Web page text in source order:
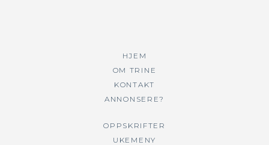
HJEM
OM TRINE
KONTAKT
ANNONSERE?
OPPSKRIFTER
UKEMENY